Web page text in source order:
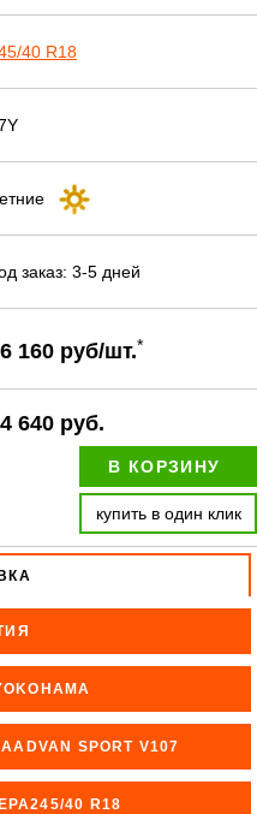
40 R18
заказ: 3-5 дней
160 руб/шт.*
640 руб.
В КОРЗИНУ
купить в один клик
SPORT V107
40 R18